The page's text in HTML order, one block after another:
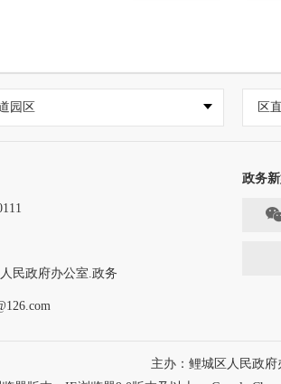
园区 区
民政府办公室.政务
政务
主办：鲤城区人民政府